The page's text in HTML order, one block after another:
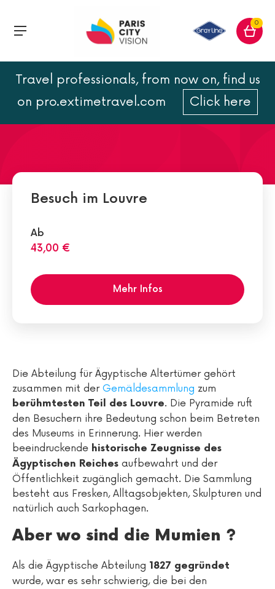
0
Travel professionals, from now on, find us
on pro.extimetravel.com
Click here
Abteilung Ägyptische
Altertümer
Besuch im Louvre
Ab
43,00 €
Mehr Infos
Die Abteilung für Ägyptische Altertümer gehört
zusammen mit der Gemäldesammlung zum
berühmtesten Teil des Louvre. Die Pyramide ruft
den Besuchern ihre Bedeutung schon beim Betreten
des Museums in Erinnerung. Hier werden
beeindruckende historische Zeugnisse des
Ägyptischen Reiches aufbewahrt und der
Öffentlichkeit zugänglich gemacht. Die Sammlung
besteht aus Fresken, Alltagsobjekten, Skulpturen und
natürlich auch Sarkophagen.
Aber wo sind die Mumien ?
Als die Ägyptische Abteilung 1827 gegründet
wurde, war es sehr schwierig, die bei den